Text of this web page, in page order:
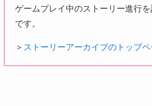
ゲームプレイ中のストーリー進行
です。
＞ ストーリーアーカイブのトップ